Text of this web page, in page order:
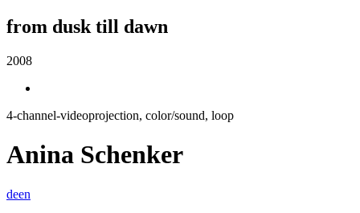
from dusk till dawn
2008
4-channel-videoprojection, color/sound, loop
Anina Schenker
deen